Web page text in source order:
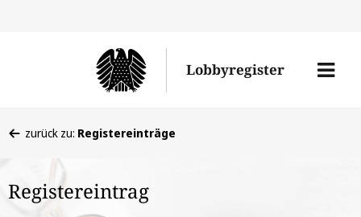
Lobbyregister
Menü
befinden
hier:
zurück zu: Registereinträge
Registereintrag